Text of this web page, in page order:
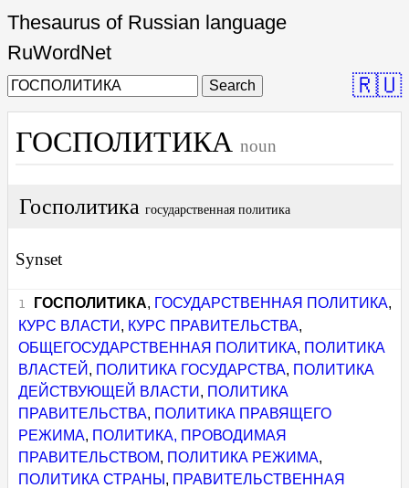
Thesaurus of Russian language
RuWordNet
Search 🇷🇺
ГОСПОЛИТИКА noun
Госполитика государственная политика
Synset
ГОСПОЛИТИКА, ГОСУДАРСТВЕННАЯ ПОЛИТИКА,
КУРС ВЛАСТИ , КУРС ПРАВИТЕЛЬСТВА,
ОБЩЕГОСУДАРСТВЕННАЯ ПОЛИТИКА, ПОЛИТИКА
ВЛАСТЕЙ , ПОЛИТИКА ГОСУДАРСТВА, ПОЛИТИКА
ДЕЙСТВУЮЩЕЙ ВЛАСТИ , ПОЛИТИКА
ПРАВИТЕЛЬСТВА, ПОЛИТИКА ПРАВЯЩЕГО
РЕЖИМА, ПОЛИТИКА, ПРОВОДИМАЯ
ПРАВИТЕЛЬСТВОМ, ПОЛИТИКА РЕЖИМА,
ПОЛИТИКА СТРАНЫ , ПРАВИТЕЛЬСТВЕННАЯ